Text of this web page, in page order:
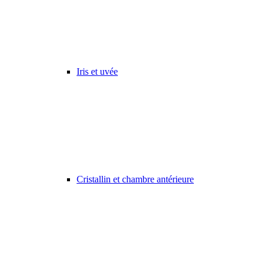
Iris et uvée
Cristallin et chambre antérieure